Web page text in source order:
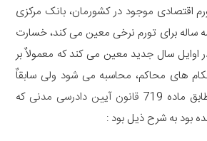
اقتصادی موجود در کشورمان، بانک مرکزی
برای تورم نرخی معین می کند، خسارت
اوایل سال جدید معین می کند که معمولاٌ بر
های محاکم، محاسبه می شود ولی سابقاٌ
ماده 719 قانون آیین دادرسی مدنی که
بود به شرح ذیل بود: